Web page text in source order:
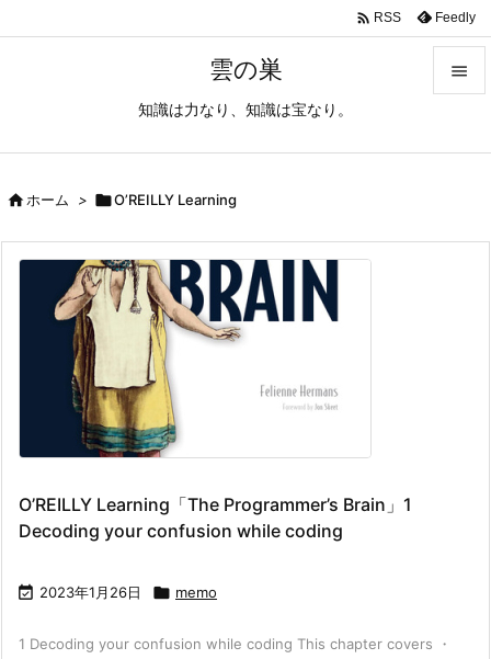
雲の巣
知識は力なり、知識は宝なり。

 RSS Feedly
ホーム > O’REILLY Learning
O’REILLY Learning「The Programmer’s Brain」1
Decoding your confusion while coding
 2023年1月26日  memo
1 Decoding your confusion while coding This chapter covers ・